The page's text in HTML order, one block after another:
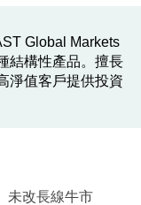
Global Markets
結構性產品。擅長
淨值客戶提供投資
未改長線牛市